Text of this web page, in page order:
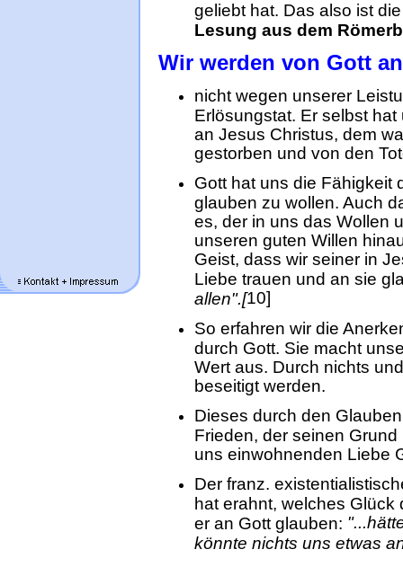
geliebt hat. Das also ist
Lesung aus dem
Wir werden von Gott
nicht wegen unserer
Erlösungstat. Er selbst hat
an Jesus Christus, dem
gestorben und von den
Gott hat uns die Fähigkeit
glauben zu wollen. Auch
es, der in uns das Wollen
unseren guten Willen
Geist, dass wir seiner in
Liebe trauen und an sie
allen".[10]
So erfahren wir die
durch Gott. Sie macht
Wert aus. Durch nichts
beseitigt werden.
Dieses durch den
Frieden, der seinen
uns einwohnenden Liebe
Der franz.
hat erahnt, welches
er an Gott glauben:
könnte nichts uns etwas